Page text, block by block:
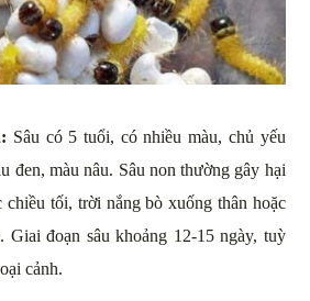
Sâu có 5 tuổi, có nhiều màu, chủ yếu
đen, màu nâu. Sâu non thường gây hại
chiều tối, trời nắng bò xuống thân hoặc
Giai đoạn sâu khoảng 12-15 ngày, tuỳ
cảnh.